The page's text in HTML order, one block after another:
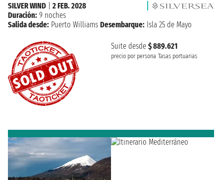
Suite desde $ 889.621
precio por persona Tasas portuarias
SILVER WIND
2 FEB. 2028
Duración: 9 noches
Salida desde: Puerto Williams Desembarque: Isla 25 de Mayo